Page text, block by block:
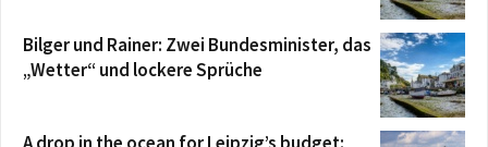
Bilger und Rainer: Zwei Bundesminister, das
„Wetter“ und lockere Sprüche